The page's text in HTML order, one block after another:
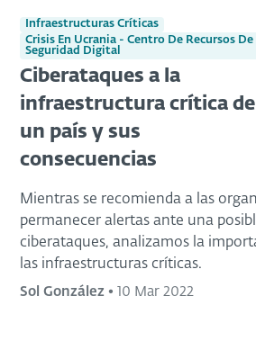
Infraestructuras Críticas
Crisis En Ucrania - Centro De Recursos De
Seguridad Digital
Ciberataques a la
infraestructura crítica de
un país y sus
consecuencias
Mientras se recomienda a las
permanecer alertas ante una
ciberataques, analizamos la
las infraestructuras críticas.
Sol González • 10 Mar 2022